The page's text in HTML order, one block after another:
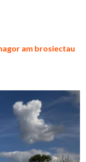
am brosiectau